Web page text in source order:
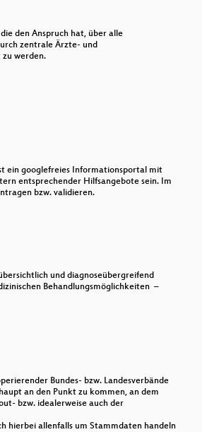
den Anspruch hat, über alle
zentrale Ärzte- und
werden.
ein googlefreies Informationsportal mit
entsprechender Hilfsangebote sein. Im
bzw. validieren.
und diagnoseübergreifend
Behandlungsmöglichkeiten –
Bundes- bzw. Landesverbände
an den Punkt zu kommen, an dem
bzw. idealerweise auch der
hierbei allenfalls um Stammdaten handeln